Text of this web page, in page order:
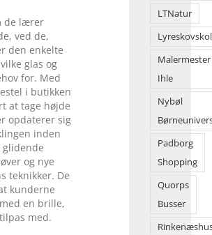
de lærer
ved de,
den enkelte
glas og
for. Med
i butikken
at tage højde
opdaterer sig
inden
og nye
teknikker. De
kunderne
en brille,
med.
LTNatur
Malermester
Ihle
Nybøl
Padborg
Shopping
Quorps
Busser